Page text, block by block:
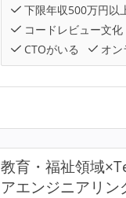
下限年収500万円以
コードレビュー文化
CTOがいる
オン
教育・福祉領域
アエンジニアリン